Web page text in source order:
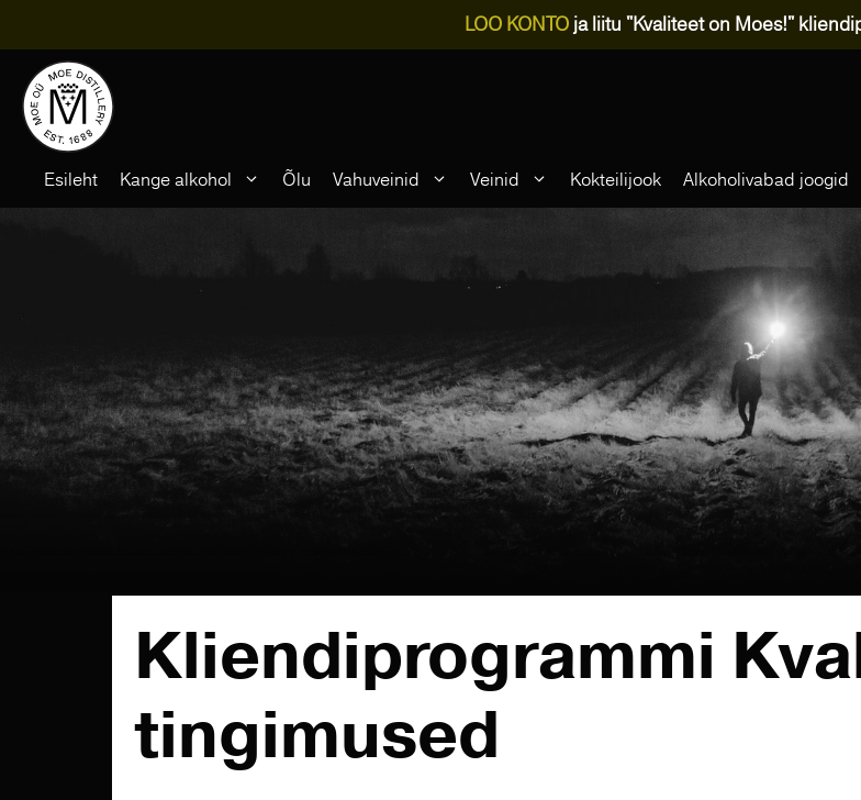
LOO KONTOja liitu "Kvaliteet on Moes!"
content
Esileht Kange alkohol Õlu Vahuveinid Veinid Kokteilijook Alkoholivabad joogid
Kliendiprogrammi
tingimused